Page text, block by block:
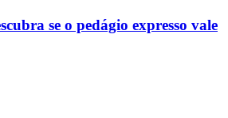
se o pedágio expresso vale